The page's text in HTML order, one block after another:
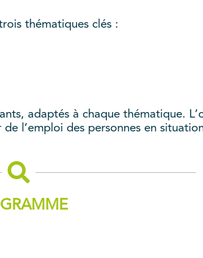
thématiques clés :
adaptés à chaque thématique.
l’emploi des personnes en